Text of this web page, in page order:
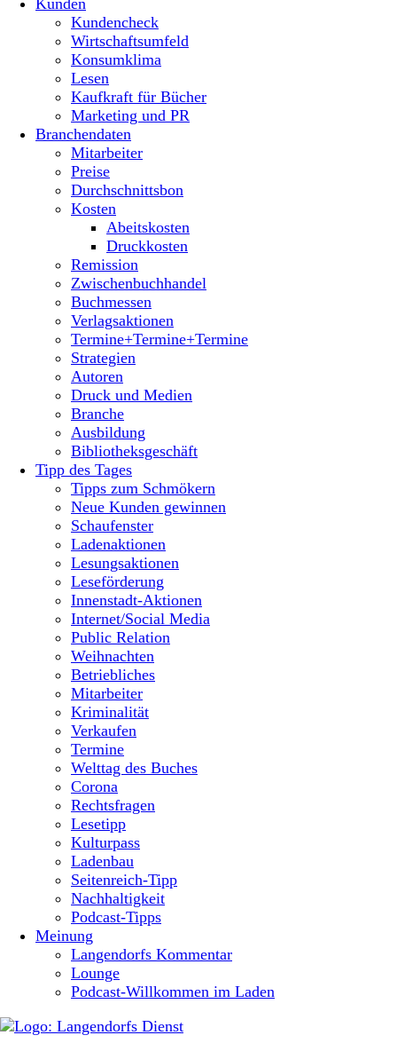
Kunden
Kundencheck
Wirtschaftsumfeld
Konsumklima
Lesen
Kaufkraft für Bücher
Marketing und PR
Branchendaten
Mitarbeiter
Preise
Durchschnittsbon
Kosten
Abeitskosten
Druckkosten
Remission
Zwischenbuchhandel
Buchmessen
Verlagsaktionen
Termine+Termine+Termine
Strategien
Autoren
Druck und Medien
Branche
Ausbildung
Bibliotheksgeschäft
Tipp des Tages
Tipps zum Schmökern
Neue Kunden gewinnen
Schaufenster
Ladenaktionen
Lesungsaktionen
Leseförderung
Innenstadt-Aktionen
Internet/Social Media
Public Relation
Weihnachten
Betriebliches
Mitarbeiter
Kriminalität
Verkaufen
Termine
Welttag des Buches
Corona
Rechtsfragen
Lesetipp
Kulturpass
Ladenbau
Seitenreich-Tipp
Nachhaltigkeit
Podcast-Tipps
Meinung
Langendorfs Kommentar
Lounge
Podcast-Willkommen im Laden